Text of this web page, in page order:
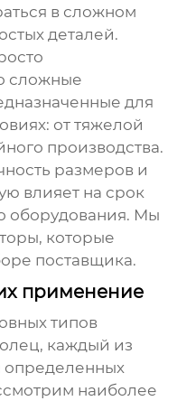
в сложном
деталей.
сложные
для
от тяжелой
производства.
размеров и
влияет на срок
оборудования. Мы
которые
поставщика.
применение
типов
, каждый из
определенных
наиболее